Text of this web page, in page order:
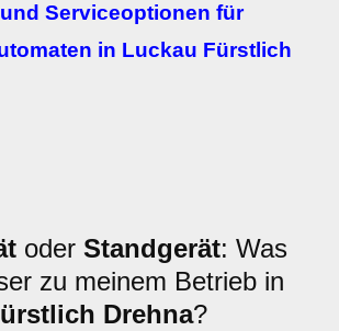
Serviceoptionen für
in Luckau Fürstlich
oder Standgerät: Was
zu meinem Betrieb in
Drehna?